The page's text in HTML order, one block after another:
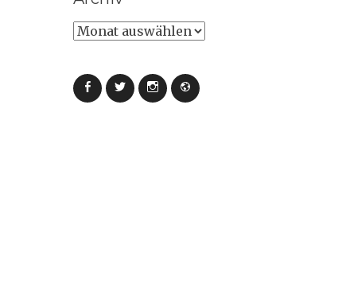
Archiv
FacebookTwitter InstagramWebseite